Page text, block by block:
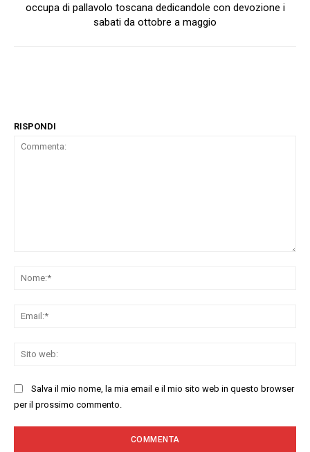
occupa di pallavolo toscana dedicandole con devozione i
sabati da ottobre a maggio
RISPONDI
Salva il mio nome, la mia email e il mio sito web in questo browser
per il prossimo commento.